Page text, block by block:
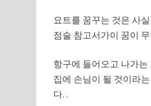
요트를 꿈꾸는 것은 사
점술 참고서가이 꿈이
항구에 들어오고 나가
집에 손님이 될 것이라
다. .